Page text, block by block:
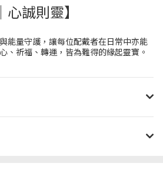
誠則靈】
能量守護，讓每位配戴者在日常中亦能
、祈福、轉運，皆為難得的緣起靈寶。